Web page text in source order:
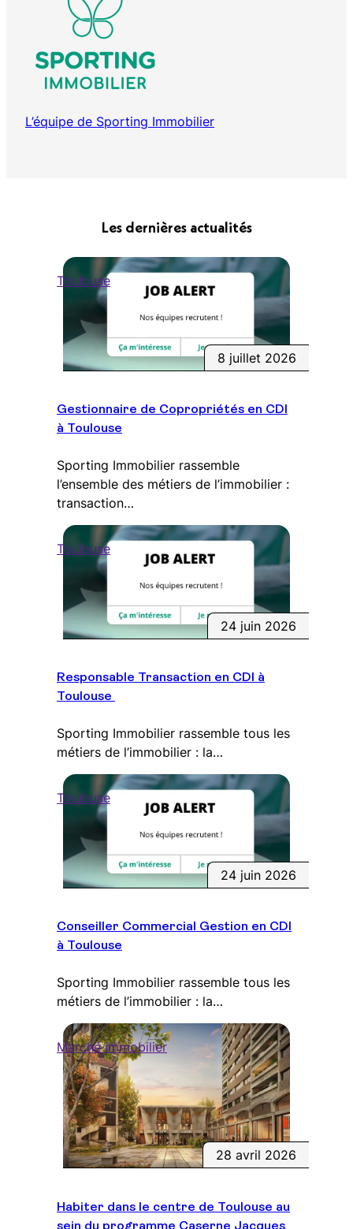
L’équipe de Sporting Immobilier
Les dernières actualités
Toulouse
8 juillet 2026
Gestionnaire de Copropriétés en CDI
à Toulouse
Sporting Immobilier rassemble
l’ensemble des métiers de l’immobilier :
transaction…
Toulouse
24 juin 2026
Responsable Transaction en CDI à
Toulouse
Sporting Immobilier rassemble tous les
métiers de l’immobilier : la…
Toulouse
24 juin 2026
Conseiller Commercial Gestion en CDI
à Toulouse
Sporting Immobilier rassemble tous les
métiers de l’immobilier : la…
Marché immobilier
28 avril 2026
Habiter dans le centre de Toulouse au
sein du programme Caserne Jacques